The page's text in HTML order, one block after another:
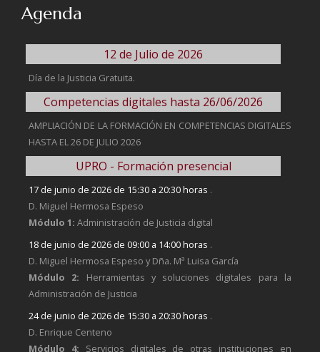
Agenda
12 de Julio de 2026
Día de la Justicia Gratuita.
Competencias digitales hasta 26/06/2026
AMPLIACIÓN DE LA FORMACIÓN EN COMPETENCIAS DIGITALES
HASTA EL 26 DE JULIO 2026
UPRO - Formación presencial
17 de junio de 2026 de 15:30 a 20:30 horas .
D. Miguel Hermosa Espeso
Módulo 1: Administración de Justicia digital
18 de junio de 2026 de 09:00 a 14:00 horas .
D. Miguel Hermosa Espeso y Dña. Mª Luisa García
Módulo 2: Herramientas y soluciones digitales para la
Administración de Justicia
24 de junio de 2026 de 15:30 a 20:30 horas .
D. Enrique Centeno
Módulo 4: Servicios digitales de otras instituciones en